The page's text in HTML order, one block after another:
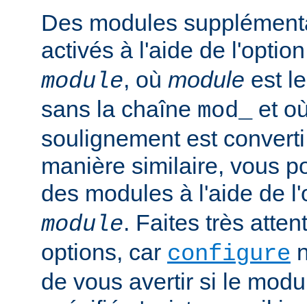
Des modules
activés à l'aide de
module, où module est
sans la chaîne mod_
et
soulignement est
manière similaire, vous
des modules à l'aide de
module. Faites très
options, car configure
de vous avertir si le